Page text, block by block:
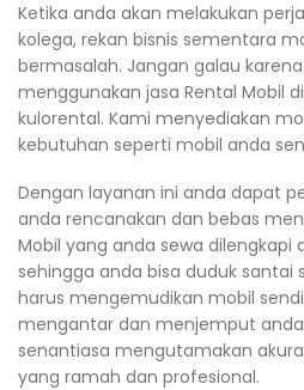
Ketika anda akan melakukan
kolega, rekan bisnis sementara
bermasalah. Jangan galau
menggunakan jasa Rental Mobil
kulorental. Kami menyediakan
kebutuhan seperti mobil anda
Dengan layanan ini anda dapat
anda rencanakan dan bebas
Mobil yang anda sewa dilengkapi
sehingga anda bisa duduk santai
harus mengemudikan mobil
mengantar dan menjemput
senantiasa mengutamakan
yang ramah dan profesional.